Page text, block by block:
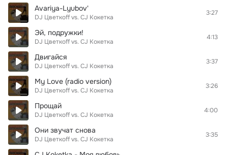
Avariya-Lyubov'
DJ Цветкoff vs. CJ Кокетка
3:27
Эй, подружки!
DJ Цветкoff vs. CJ Кокетка
4:13
Двигайся
DJ Цветкoff vs. CJ Кокетка
3:37
My Love (radio version)
DJ Цветкoff vs. CJ Кокетка
3:26
Прощай
DJ Цветкoff vs. CJ Кокетка
4:00
Они звучат снова
DJ Цветкoff vs. CJ Кокетка
3:35